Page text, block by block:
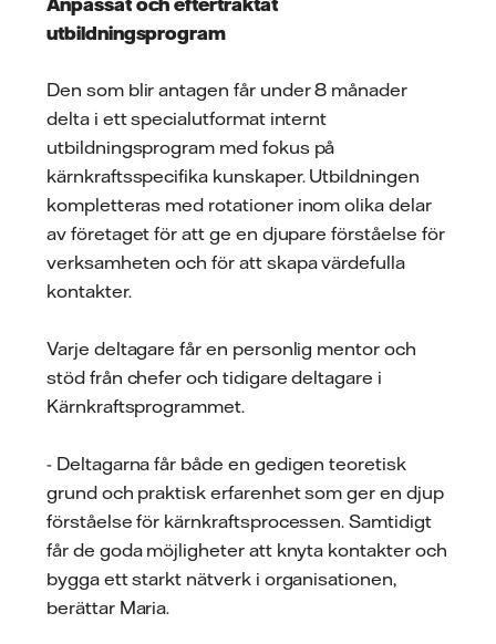
utbildningsprogram
Den som blir antagen får under 8 månader
delta i ett specialutformat internt
utbildningsprogram med fokus på
kärnkraftsspecifika kunskaper. Utbildningen
kompletteras med rotationer inom olika delar
av företaget för att ge en djupare förståelse för
verksamheten och för att skapa värdefulla
kontakter.
Varje deltagare får en personlig mentor och
stöd från chefer och tidigare deltagare i
Kärnkraftsprogrammet.
- Deltagarna får både en gedigen teoretisk
grund och praktisk erfarenhet som ger en djup
förståelse för kärnkraftsprocessen. Samtidigt
får de goda möjligheter att knyta kontakter och
bygga ett starkt nätverk i organisationen,
berättar Maria.